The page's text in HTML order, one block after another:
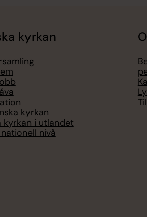
kyrkan
kyrkan
kyrkan i utlandet
nivå